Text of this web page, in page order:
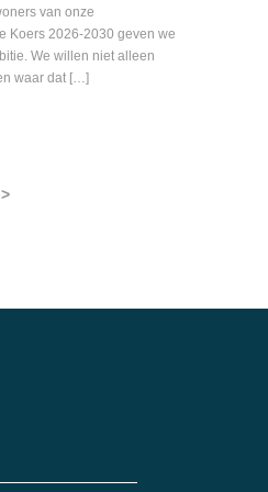
van onze
Koers 2026-2030 geven we
We willen niet alleen
waar dat […]